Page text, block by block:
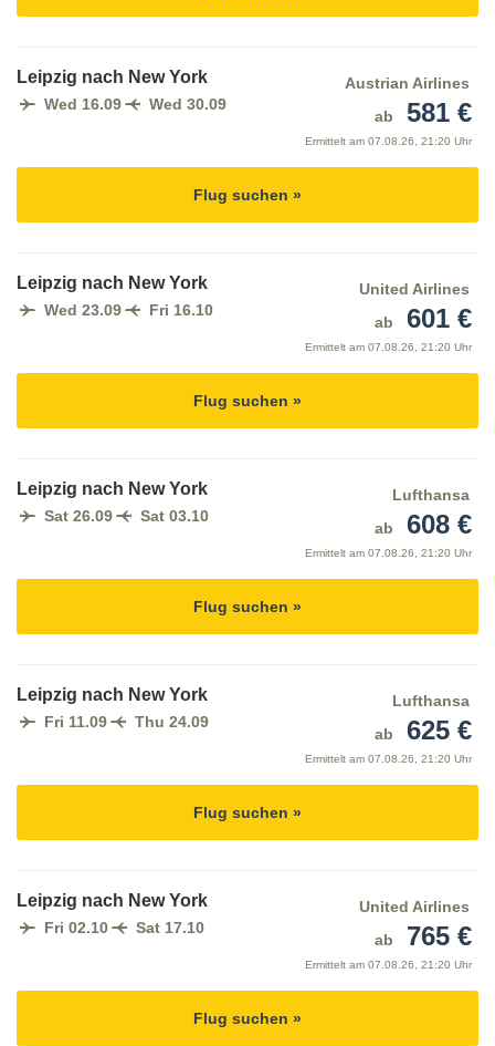
Leipzig nach New York
Wed 16.09 Wed 30.09
Austrian Airlines
ab
581 €
Ermittelt am 07.08.26, 21:20 Uhr
Flug suchen »
Leipzig nach New York
Wed 23.09 Fri 16.10
United Airlines
ab
601 €
Ermittelt am 07.08.26, 21:20 Uhr
Flug suchen »
Leipzig nach New York
Sat 26.09 Sat 03.10
Lufthansa
ab
608 €
Ermittelt am 07.08.26, 21:20 Uhr
Flug suchen »
Leipzig nach New York
Fri 11.09 Thu 24.09
Lufthansa
ab
625 €
Ermittelt am 07.08.26, 21:20 Uhr
Flug suchen »
Leipzig nach New York
Fri 02.10 Sat 17.10
United Airlines
ab
765 €
Ermittelt am 07.08.26, 21:20 Uhr
Flug suchen »